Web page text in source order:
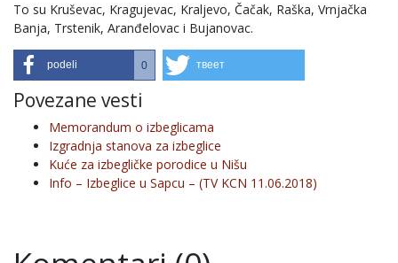
To su Kruševac, Kragujevac, Kraljevo, Čačak, Raška, Vrnjačka
Banja, Trstenik, Aranđelovac i Bujanovac.
podeli 0 твеет
Povezane vesti
Memorandum o izbeglicama
Izgradnja stanova za izbeglice
Kuće za izbegličke porodice u Nišu
Info – Izbeglice u Sapcu – (TV KCN 11.06.2018)